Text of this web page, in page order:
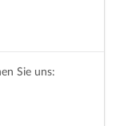
Sie uns: